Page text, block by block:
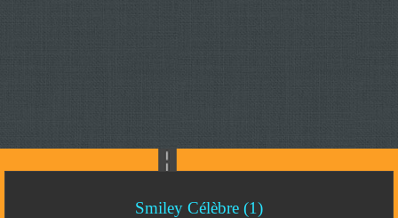
Smiley Célèbre (1)